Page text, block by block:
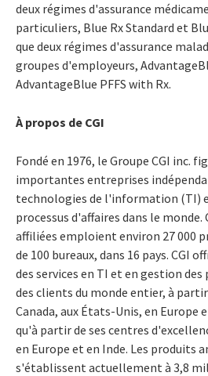
deux régimes d'assurance
particuliers, Blue Rx Standard et
que deux régimes d'assurance
groupes d'employeurs,
AdvantageBlue PFFS with Rx.
À propos de CGI
Fondé en 1976, le Groupe CGI inc.
importantes entreprises
technologies de l'information (TI)
processus d'affaires dans le monde.
affiliées emploient environ 27 000
de 100 bureaux, dans 16 pays. CGI
des services en TI et en gestion des
des clients du monde entier, à partir
Canada, aux États-Unis, en Europe
qu'à partir de ses centres
en Europe et en Inde. Les produits
s'établissent actuellement à 3,8